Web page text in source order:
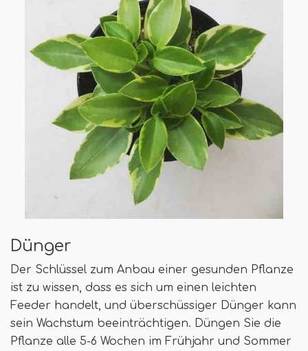
Dünger
Der Schlüssel zum Anbau einer gesunden Pflanze
ist zu wissen, dass es sich um einen leichten
Feeder handelt, und überschüssiger Dünger kann
sein Wachstum beeinträchtigen. Düngen Sie die
Pflanze alle 5-6 Wochen im Frühjahr und Sommer